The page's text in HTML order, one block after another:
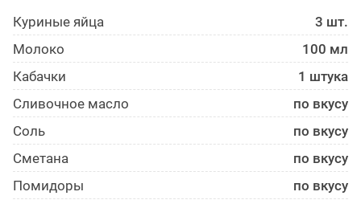
Куриные яйца
3 шт.
Молоко
100 мл
Кабачки
1 штука
Сливочное масло
по вкусу
Соль
по вкусу
Сметана
по вкусу
Помидоры
по вкусу